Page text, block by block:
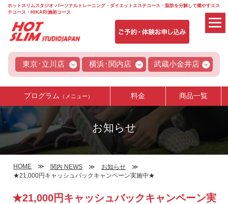
ホットスリムスタジオ パーソナルトレーニング・ダイエットエステコース・脂肪を分解して燃やすエス
テコース・HIKARI施術コース
東京･立川店 横浜･関内店 武蔵小金井店
プログラム （メニュー） 料金 商品一覧
お知らせ
HOME 関内 NEWS
お知らせ
★21,000円キャッシュバックキャンペーン実施中★
★21,000円キャッシュバックキャンペーン実